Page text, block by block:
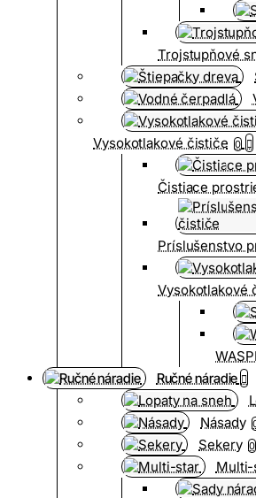
Trojstupňové
Vysokotlakové čističe 0
Čistiace
Príslušenstvo
Vysokotlakové
Ručné náradie
Násady
Sekery 0
Multi-